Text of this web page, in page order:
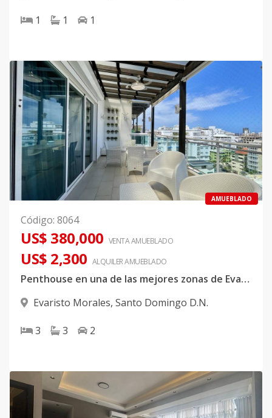
1 1 1
AMUEBLADO
Código: 8064
US$ 380,000 VENTA AMUEBLADO
US$ 2,300 ALQUILERAMUEBLADO
Penthouse en una de las mejores zonas de Evaristo Morales
Evaristo Morales, Santo Domingo D.N.
3 3 2